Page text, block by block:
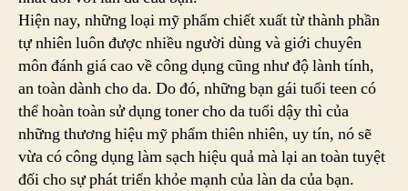
Hiện nay, những loại mỹ phẩm chiết xuất từ thành phần
tự nhiên luôn được nhiều người dùng và giới chuyên
môn đánh giá cao về công dụng cũng như độ lành tính,
an toàn dành cho da. Do đó, những bạn gái tuổi teen có
thể hoàn toàn sử dụng toner cho da tuổi dậy thì của
những thương hiệu mỹ phẩm thiên nhiên, uy tín, nó sẽ
vừa có công dụng làm sạch hiệu quả mà lại an toàn tuyệt
đối cho sự phát triển khỏe mạnh của làn da của bạn.